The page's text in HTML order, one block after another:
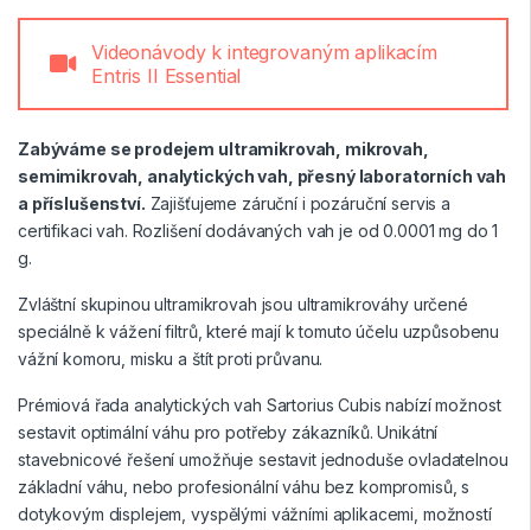
Videonávody k integrovaným aplikacím
Entris II Essential
Zabýváme se prodejem ultramikrovah, mikrovah,
semimikrovah, analytických vah, přesný laboratorních vah
a příslušenství. Zajišťujeme záruční i pozáruční servis a
certifikaci vah. Rozlišení dodávaných vah je od 0.0001 mg do 1
g.
Zvláštní skupinou ultramikrovah jsou ultramikrováhy určené
speciálně k vážení filtrů, které mají k tomuto účelu uzpůsobenu
vážní komoru, misku a štít proti průvanu.
Prémiová řada analytických vah Sartorius Cubis nabízí možnost
sestavit optimální váhu pro potřeby zákazníků. Unikátní
stavebnicové řešení umožňuje sestavit jednoduše ovladatelnou
základní váhu, nebo profesionální váhu bez kompromisů, s
dotykovým displejem, vyspělými vážními aplikacemi, možností